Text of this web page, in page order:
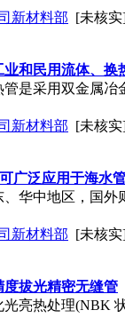
新材料部 [未核
和民用流体、换
是采用双金属
新材料部 [未核
广泛应用于海水
华中地区，国
新材料部 [未核
拔光精密无缝管
亮热处理(NBK